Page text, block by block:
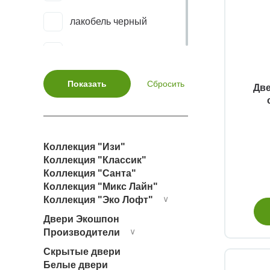
Тоскана Neo-631.221
Тоскана Neo-640.11
Тоскана-601.1
Тоскана-601.1 багет
Тоскана-601С.21
Тоскана-602.11
лакобель черный
триплекс белый
Коллекция "Изи"
Коллекция "Классик"
Коллекция "Санта"
Коллекция "Микс Лайн"
Коллекция "Эко Лофт"
∨
Двери Экошпон
Производители
∨
Скрытые двери
Белые двери